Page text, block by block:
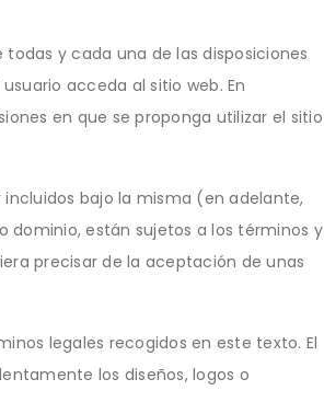
y cada una de las disposiciones
acceda al sitio web. En
en que se proponga utilizar el sitio
bajo la misma (en adelante,
están sujetos a los términos y
precisar de la aceptación de unas
legales recogidos en este texto. El
los diseños, logos o